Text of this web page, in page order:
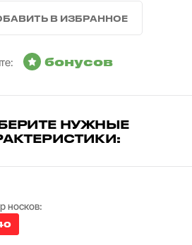
бонусов
НУЖНЫЕ
носков: